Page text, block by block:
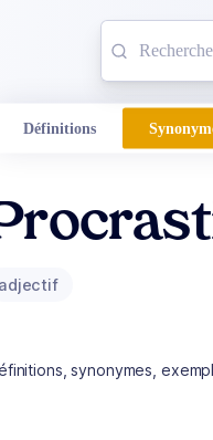
Définitions
adjectif
synonymes,